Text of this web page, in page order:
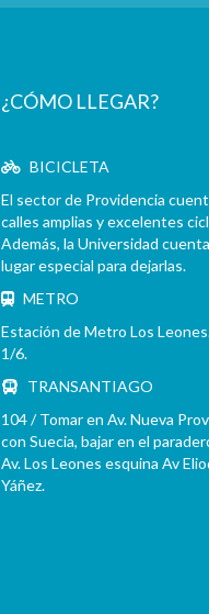
¿CÓMO LLEGAR?
BICICLETA
El sector de Providencia
calles amplias y excelentes
Además, la Universidad
lugar especial para dejarlas.
METRO
Estación de Metro Los
1/6.
TRANSANTIAGO
104 / Tomar en Av. Nueva
con Suecia, bajar en el
Av. Los Leones esquina Av
Yáñez.